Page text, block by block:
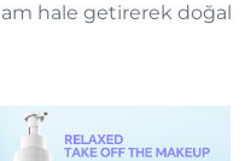
hale getirerek doğal